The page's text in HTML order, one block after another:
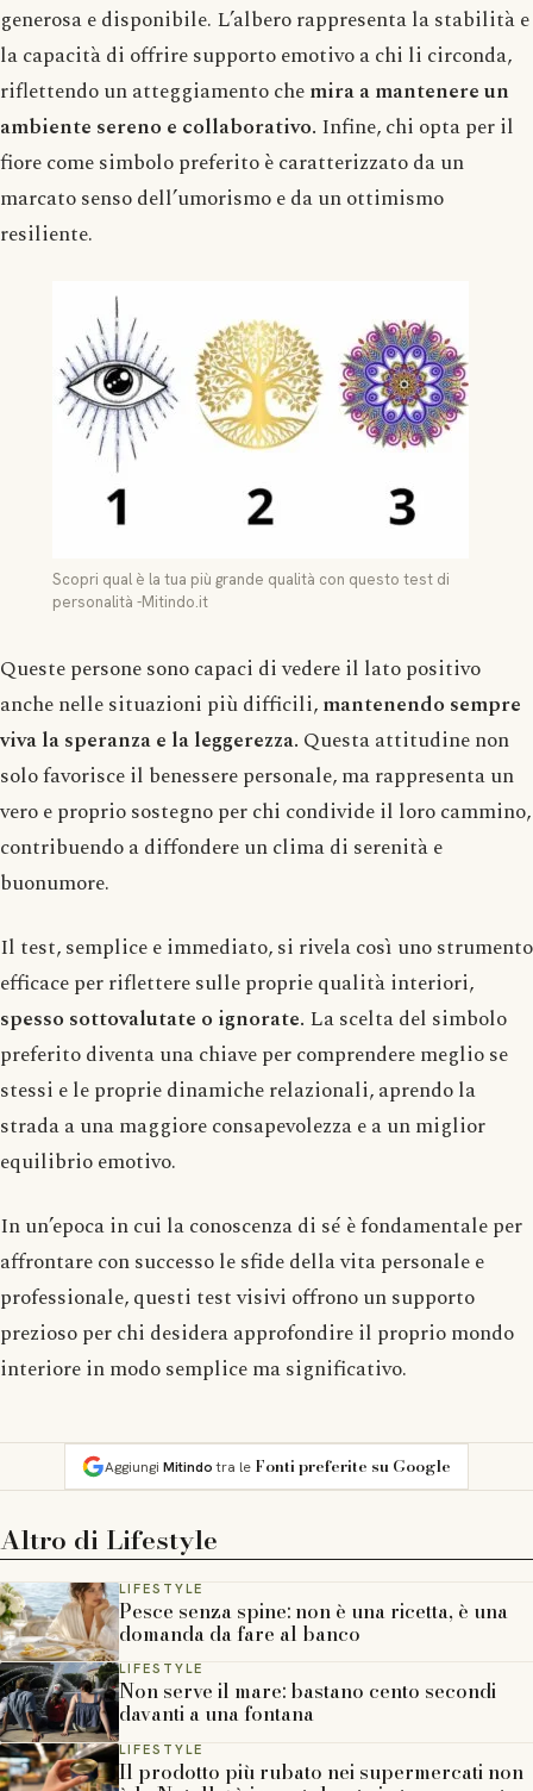
generosa e disponibile. L’albero rappresenta la stabilità e
la capacità di offrire supporto emotivo a chi li circonda,
riflettendo un atteggiamento chemira a mantenere un
ambiente sereno e collaborativo. Infine, chi opta per il
fiore come simbolo preferito è caratterizzato da un
marcato senso dell’umorismo e da un ottimismo
resiliente.
Scopri qual è la tua più grande qualità con questo test di
personalità -Mitindo.it
Queste persone sono capaci di vedere il lato positivo
anche nelle situazioni più difficili,mantenendo sempre
viva la speranza e la leggerezza. Questa attitudine non
solo favorisce il benessere personale, ma rappresenta un
vero e proprio sostegno per chi condivide il loro cammino,
contribuendo a diffondere un clima di serenità e
buonumore.
Il test, semplice e immediato, si rivela così uno strumento
efficace per riflettere sulle proprie qualità interiori,
spesso sottovalutate o ignorate. La scelta del simbolo
preferito diventa una chiave per comprendere meglio se
stessi e le proprie dinamiche relazionali, aprendo la
strada a una maggiore consapevolezza e a un miglior
equilibrio emotivo.
In un’epoca in cui la conoscenza di sé è fondamentale per
affrontare con successo le sfide della vita personale e
professionale, questi test visivi offrono un supporto
prezioso per chi desidera approfondire il proprio mondo
interiore in modo semplice ma significativo.
Aggiungi Mitindotra le Fonti preferite su Google
Altro di Lifestyle
LIFESTYLE
Pesce senza spine: non è una ricetta, è una
domanda da fare al banco
LIFESTYLE
Non serve il mare: bastano cento secondi
davanti a una fontana
LIFESTYLE
Il prodotto più rubato nei supermercati non